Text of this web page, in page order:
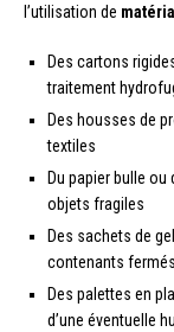
l’utilisation de
Des cartons
traitement
Des housses de
textiles
Du papier bulle
objets fragiles
Des sachets de
contenants fermés
Des palettes en
d’une éventuelle